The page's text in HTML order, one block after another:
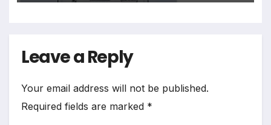
Leave a Reply
Your email address will not be published.
Required fields are marked *